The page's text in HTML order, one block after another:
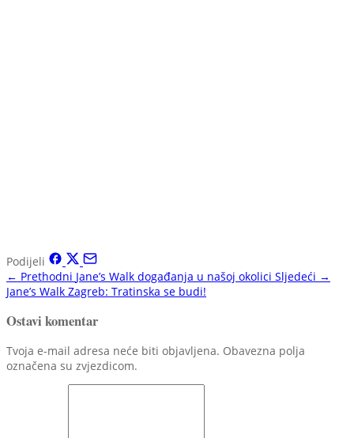
Podijeli
← Prethodni Jane’s Walk događanja u našoj okolici Sljedeći →
Jane’s Walk Zagreb: Tratinska se budi!
Ostavi komentar
Tvoja e-mail adresa neće biti objavljena. Obavezna polja
označena su zvjezdicom.